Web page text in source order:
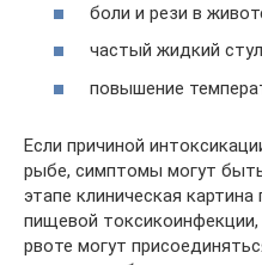
боли и рези в
частый жидкий
повышение
Если причиной
рыбе, симптомы могут
этапе клиническая
пищевой
рвоте могут